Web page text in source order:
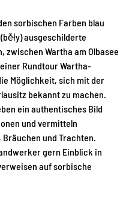
sorbischen Farben blau
ausgeschilderte
zwischen Wartha am Olbasee
Rundtour Wartha-
Möglichkeit, sich mit der
bekannt zu machen.
ein authentisches Bild
und vermitteln
und Trachten.
gern Einblick in
auf sorbische